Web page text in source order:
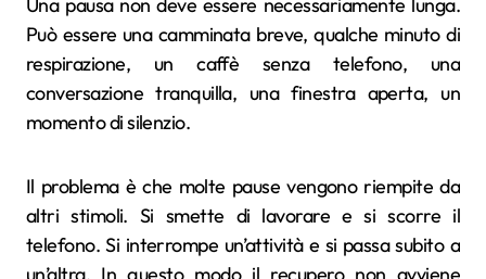
Può essere una camminata breve, qualche minuto di
respirazione, un caffè senza telefono, una
conversazione tranquilla, una finestra aperta, un
momento di silenzio.
Il problema è che molte pause vengono riempite da
altri stimoli. Si smette di lavorare e si scorre il
telefono. Si interrompe un’attività e si passa subito a